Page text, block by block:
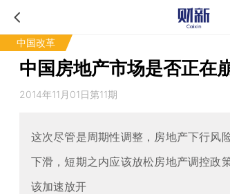
中国改革
中国房地产市场是否正在
2014年11月01日第11期
这次尽管是周期性调整，房地产下行风
下滑，短期之内应该放松房地产调控政
该加速放开